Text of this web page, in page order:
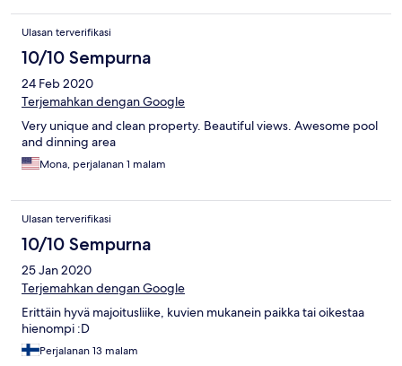
maintained quite well. We couldn't explore the area around the
property much because of the rain during our stay.
Ulasan terverifikasi
10/10 Sempurna
24 Feb 2020
Terjemahkan dengan Google
Very unique and clean property. Beautiful views. Awesome pool
and dinning area
Mona, perjalanan 1 malam
Ulasan terverifikasi
10/10 Sempurna
25 Jan 2020
Terjemahkan dengan Google
Erittäin hyvä majoitusliike, kuvien mukanein paikka tai oikestaa
hienompi :D
Perjalanan 13 malam